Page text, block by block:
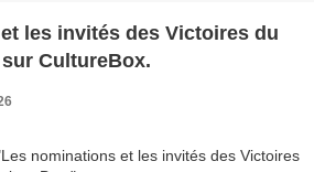
les invités des Victoires du
CultureBox.